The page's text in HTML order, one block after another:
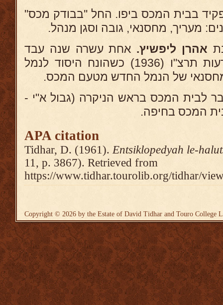
לעבוד כפקיד בבית המכס ביפו. החל ''בבודק מכס"
מעריך, מחסנאי, גובה וסגן מנהל.
אהרן ליפשיץ. אחת עשרה שנה עבד
בנמל יפו, ועם פרוץ מאורעות תרצ"ו (1936) כשהונח היסוד לנמל
של הנמל החדש מטעם המכס.
לבית המכס בראש הניקרה (גבול א"י -
המכס בחיפה.
APA citation
Tidhar, D. (1961). Entsiklopedyah le-
11, p. 3867). Retrieved from
https://www.tidhar.tourolib.org/tidhar/
Copyright © 2026 by the Estate of David Tidhar and Touro College